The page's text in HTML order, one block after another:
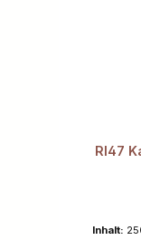
RI47
Inhalt: